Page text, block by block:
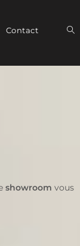
Contact
showroom vous